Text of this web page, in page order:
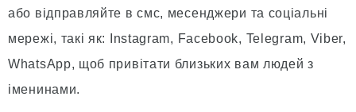
або відправляйте в смс, месенджери та соціальні
мережі, такі як: Instagram, Facebook, Telegram, Viber,
WhatsApp, щоб привітати близьких вам людей з
іменинами.